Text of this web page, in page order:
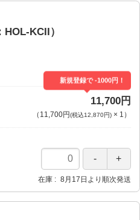
KCII）
新規登録で -1000円！
11,700円
（ 11,700円(税込12,870円)× 1 ）
在庫 8月17日より順次発送